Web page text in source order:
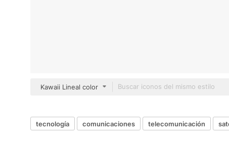
Kawaii Lineal color
tecnología comunicaciones telecomunicación